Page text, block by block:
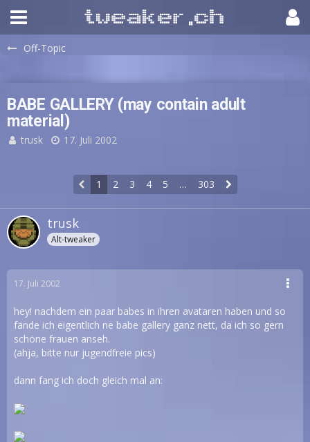
Off-Topic
BABE GALLERY (may contain adult
material)
trusk 17. Juli 2002
1 2 3 4 5 … 303
trusk
Alt-tweaker
17. Juli 2002
hey! nachdem ein paar babes in ihren avataren haben und so
fände ich eigentlich ne babe gallery ganz nett, da ich so gern
schöne frauen anseh.
(ahja, bitte nur jugendfreie pics)
dann fang ich doch gleich mal an: